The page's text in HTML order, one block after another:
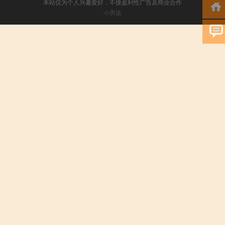
本站仅为个人兴趣爱好，不接盈利性广告及商业合作
小男孩